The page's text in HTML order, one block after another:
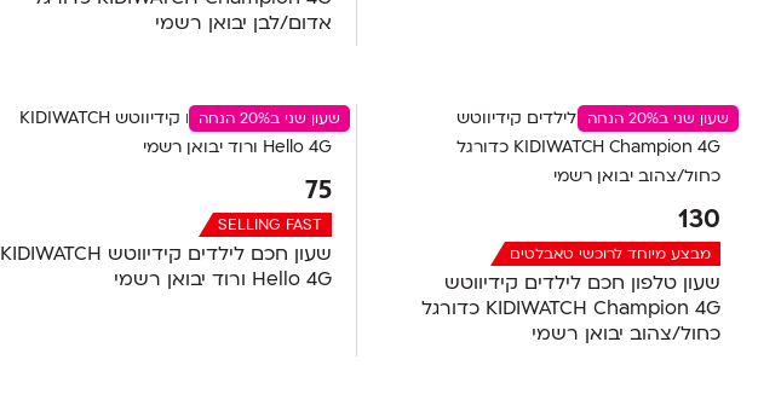
אדום/לבן יבואן רשמי
שעון שני ב20% הנחה
130
מבצע מיוחד לרוכשי טאבלטים
שעון טלפון חכם לילדים קידיווטש
KIDIWATCH Champion 4G כדורגל
כחול/צהוב יבואן רשמי
שעון שני ב20% הנחה
75
SELLING FAST
שעון חכם לילדים קידיווטש KIDIWATCH
Hello 4G ורוד יבואן רשמי